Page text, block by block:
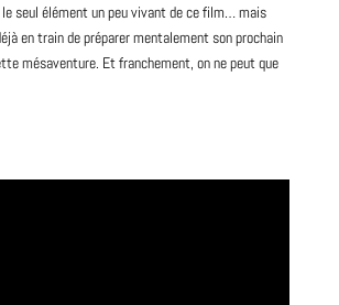
seul élément un peu vivant de ce film… mais
entrainde préparer mentalement son prochain
mésaventure. Et franchement, on ne peut que